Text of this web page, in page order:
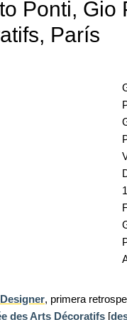
Ponti,
París
, primera
des Arts Décoratifs [
Carlo Scarpa lungo
tra Palermo,
delle professioni, ok al
su abilitazione,
quadro da 219 milioni